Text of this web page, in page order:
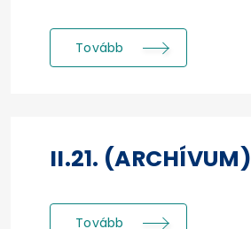
Tovább
II.21. (ARCHÍVUM)
Tovább